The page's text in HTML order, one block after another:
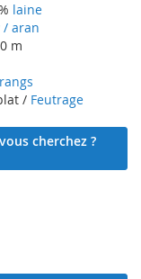
laine
/ aran
m
rangs
/ Feutrage
cherchez ?